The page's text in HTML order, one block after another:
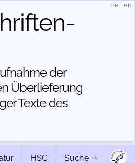
der
Über­lieferung
Texte des
de en
HSC Suche